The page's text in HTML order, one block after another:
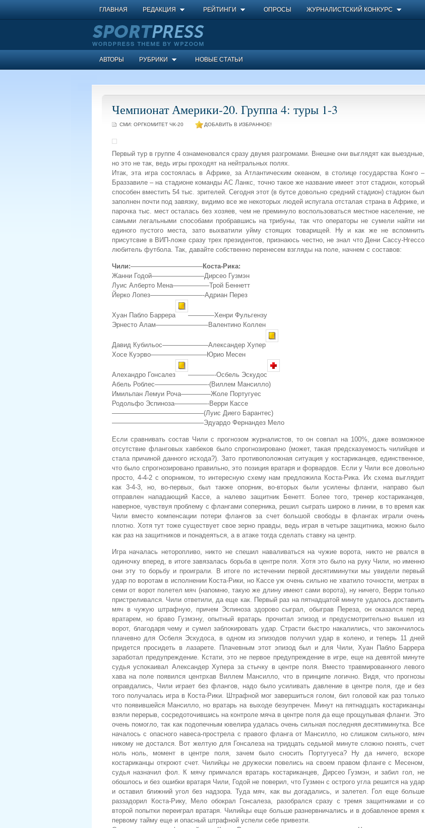
ГЛАВНАЯ РЕДАКЦИЯ РЕЙТИНГИ ОПРОСЫ ЖУРНАЛИСТСКИЙ КОНКУРС
АВТОРЫ РУБРИКИ НОВЫЕ СТАТЬИ
Чемпионат Америки-20. Группа 4: туры 1-3
СМИ: ОРГКОМИТЕТ ЧК-20 ДОБАВИТЬ В ИЗБРАННОЕ!
Первый тур в группе 4 ознаменовался сразу двумя разгромами. Внешне они выглядят как выездные,
но это не так, ведь игры проходят на нейтральных полях.
Итак, эта игра состоялась в Африке, за Атлантическим океаном, в столице государства Конго –
Браззавиле – на стадионе команды АС Ланкс, точно такое же название имеет этот стадион, который
способен вместить 54 тыс. зрителей. Сегодня этот (в бутсе довольно средний стадион) стадион был
заполнен почти под завязку, видимо все же некоторых людей испугала отсталая страна в Африке, и
парочка тыс. мест осталась без хозяев, чем не преминуло воспользоваться местное население, не
самыми легальными способами пробравшись на трибуны, так что операторы не сумели найти ни
единого пустого места, зато выхватили уйму стоящих товарищей. Ну и как же не вспомнить
присутсвие в ВИП-ложе сразу трех президентов, признаюсь честно, не знал что Дени Сассу-Нгессо
любитель футбола. Так, давайте собственно перенесем взгляды на поле, начнем с составов:
Чили:———————————Коста-Рика:
Жанни Годой————————Дирсео Гузмэн
Луис Алберто Мена—————–Трой Беннетт
Йерко Лопез————————-Адриан Перез
Хуан Пабло Баррера
————Хенри Фульгензу
Эрнесто Алам————————Валентино Коллен
Давид Кубильос———————Александер Хупер
Хосе Куэрво————————–Юрио Месен
Алехандро Гонсалез
————-Осбель Эскудос
Абель Роблес————————-(Виллем Мансилло)
Имильпан Лемуи Роча————–Жоле Португуес
Родольфо Эспиноза—————-Верри Кассе
——————————————(Луис Диего Барантес)
——————————————Эдуардо Фернандез Мело
Если сравнивать состав Чили с прогнозом журналистов, то он совпал на 100%, даже возможное
отсутствие фланговых хавбеков было спрогнозировано (может, такая предсказуемость чилийцев и
стала причиной данного исхода?). Зато противоположная ситуация у костариканцев, единственное,
что было спрогнозировано правильно, это позиция вратаря и форвардов. Если у Чили все довольно
просто, 4-4-2 с опорником, то интересную схему нам предложила Коста-Рика. Их схема выглядит
как 3-4-3, но, во-первых, был также опорник, во-вторых были усилены фланги, направо был
отправлен нападающий Кассе, а налево защитник Бенетт. Более того, тренер костариканцев,
наверное, чувствуя проблему с флангами соперника, решил сыграть широко в линии, в то время как
Чили вместо компенсации потери флангов за счет большой свободы в флангах играли очень
плотно. Хотя тут тоже существует свое зерно правды, ведь играя в четыре защитника, можно было
как раз на защитников и понадеяться, а в атаке тогда сделать ставку на центр.
Игра началась неторопливо, никто не спешил наваливаться на чужие ворота, никто не рвался в
одиночку вперед, в итоге завязалась борьба в центре поля. Хотя это было на руку Чили, но именно
они эту то борьбу и проиграли. В итоге по истечении первой десятиминутки мы увидели первый
удар по воротам в исполнении Коста-Рики, но Кассе уж очень сильно не хватило точности, метрах в
семи от ворот полетел мяч (напомню, такую же длину имеют сами ворота), ну ничего, Верри только
пристреливался. Чили ответили, да еще как. Первый раз на пятнадцатой минуте удалось доставить
мяч в чужую штрафную, причем Эспиноза здорово сыграл, обыграв Переза, он оказался перед
вратарем, но браво Гузмэну, опытный вратарь прочитал эпизод и предусмотрительно вышел из
ворот, благодаря чему и сумел заблокировать удар. Страсти быстро накалились, что закончилось
плачевно для Осбеля Эскудоса, в одном из эпизодов получил удар в колено, и теперь 11 дней
придется просидеть в лазарете. Плачевным этот эпизод был и для Чили, Хуан Пабло Баррера
заработал предупреждение. Кстати, это не первое предупреждение в игре, еще на девятой минуте
судья успокаивал Александер Хупера за стычку в центре поля. Вместо травмированного левого
хава на поле появился центрхав Виллем Мансилло, что в принципе логично. Видя, что прогнозы
оправдались, Чили играет без флангов, надо было усиливать давление в центре поля, где и без
того получалась игра в Коста-Рики. Штрафной мог завершиться голом, бил головой как раз только
что появившейся Мансилло, но вратарь на выходе безупречен. Минут на пятнадцать костариканцы
взяли перерыв, сосредоточившись на контроле мяча в центре поля да еще прощупывая фланги. Это
очень помогло, так как подопечным ювелира удалась очень сильная последняя десятиминутка. Все
началось с опасного навеса-прострела с правого фланга от Мансилло, но слишком сильного, мяч
никому не достался. Вот желтую для Гонсалеза на тридцать седьмой минуте сложно понять, счет
ноль ноль, момент в центре поля, зачем было сносить Португуеса? Ну да ничего, вскоре
костариканцы откроют счет. Чилийцы не дружески повелись на своем правом фланге с Месеном,
судья назначил фол. К мячу примчался вратарь костариканцев, Дирсео Гузмэн, и забил гол, не
обошлось и без ошибки вратаря Чили, Годой не поверил, что Гузмен с острого угла решится на удар
и оставил ближний угол без надзора. Туда мяч, как вы догадались, и залетел. Гол еще больше
раззадорил Коста-Рику, Мело обокрал Гонсалеза, разобрался сразу с тремя защитниками и со
второй попытки переиграл вратаря. Чилийцы еще больше разнервничались и в добавленое время к
первому тайму еще и опасный штрафной успели себе привезти.